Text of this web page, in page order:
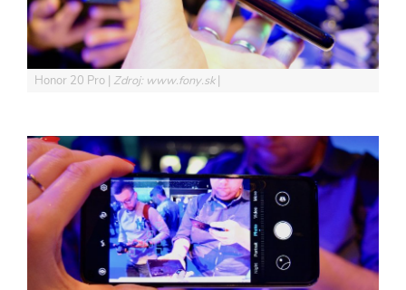
Honor 20 Pro Zdroj: www.fony.sk